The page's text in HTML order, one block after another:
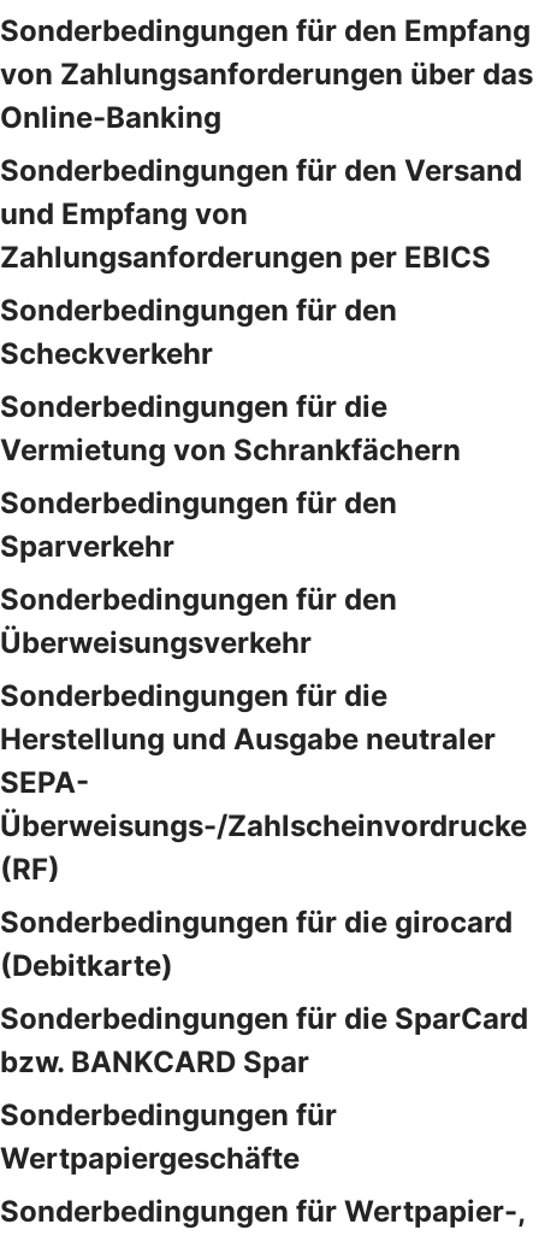
Sonderbedingungen für den Empfang
von Zahlungsanforderungen über das
Online-Banking
Sonderbedingungen für den Versand
und Empfang von
Zahlungsanforderungen per EBICS
Sonderbedingungen für den
Scheckverkehr
Sonderbedingungen für die
Vermietung von Schrankfächern
Sonderbedingungen für den
Sparverkehr
Sonderbedingungen für den
Überweisungsverkehr
Sonderbedingungen für die
Herstellung und Ausgabe neutraler
SEPA-
Überweisungs-/Zahlscheinvordrucke
(RF)
Sonderbedingungen für die girocard
(Debitkarte)
Sonderbedingungen für die SparCard
bzw. BANKCARD Spar
Sonderbedingungen für
Wertpapiergeschäfte
Sonderbedingungen für Wertpapier-,